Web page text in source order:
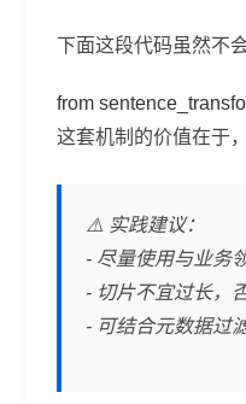
下面这段代码虽然不
from
这套机制的价值在于
⚠️ 实践建议：
- 尽量使用与业务
- 切片不宜过长，
- 可结合元数据过